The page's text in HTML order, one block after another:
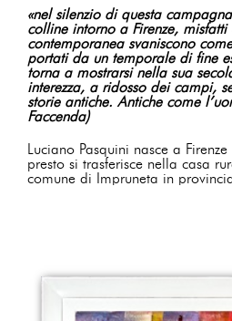
«nel silenzio di questa
colline intorno a Firenze,
contemporanea svaniscono
portati da un temporale di fine
torna a mostrarsi nella sua
interezza, a ridosso dei campi,
storie antiche. Antiche come
Faccenda)
Luciano Pasquini nasce a
presto si trasferisce nella casa
comune di Impruneta in
Gersolè sotto la guida della
di case”, sempre trattati con
coloristica, provengono tutti da
dell'insegnamento ricevuto